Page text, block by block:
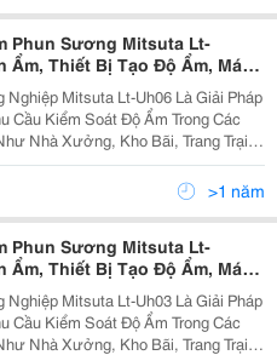
Phun Sương Mitsuta Lt-
Ẩm, Thiết Bị Tạo Độ Ẩm, Máy
Bù Ẩm, Máy Làm Tăng Độ Ẩm,
Nghiệp Mitsuta Lt-Uh06 Là Giải Pháp
Cầu Kiểm Soát Độ Ẩm Trong Các
Nhà Xưởng, Kho Bãi, Trang Trại
Khu Vực Sản Xuất Công Nghiệp. Với
Và Thiết Kế Chắc Chắn, Máy...>1 năm
Phun Sương Mitsuta Lt-
Ẩm, Thiết Bị Tạo Độ Ẩm, Máy
Bù Ẩm, Máy Làm Tăng Độ Ẩm,
Nghiệp Mitsuta Lt-Uh03 Là Giải Pháp
Cầu Kiểm Soát Độ Ẩm Trong Các
Nhà Xưởng, Kho Bãi, Trang Trại